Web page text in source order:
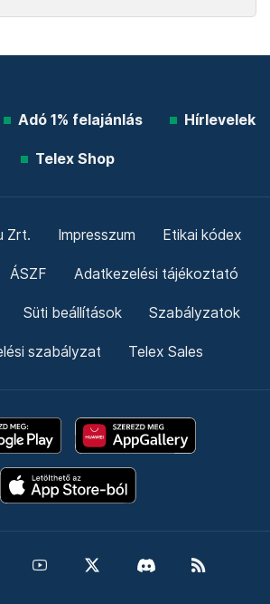
Adó 1% felajánlás Hírlevelek
Telex Shop
Zrt. Impresszum Etikai kódex
ÁSZF Adatkezelési tájékoztató
Süti beállítások Szabályzatok
szabályzat Telex Sales